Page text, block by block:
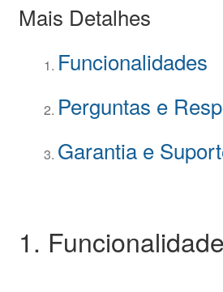
Mais Detalhes
Funcionalidades
Perguntas e
Garantia e
1.